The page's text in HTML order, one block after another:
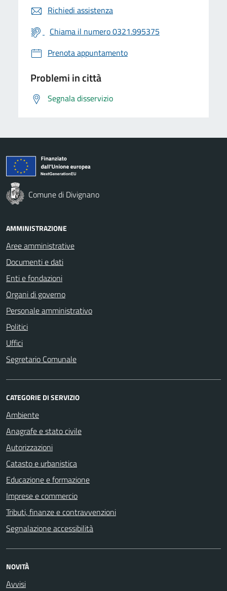
Richiedi assistenza
Chiama il numero 0321.995375
Prenota appuntamento
Problemi in città
Segnala disservizio
Comune di Divignano
AMMINISTRAZIONE
Aree amministrative
Documenti e dati
Enti e fondazioni
Organi di governo
Personale amministrativo
Politici
Uffici
Segretario Comunale
CATEGORIE DI SERVIZIO
Ambiente
Anagrafe e stato civile
Autorizzazioni
Catasto e urbanistica
Educazione e formazione
Imprese e commercio
Tributi, finanze e contravvenzioni
Segnalazione accessibilità
NOVITÀ
Avvisi